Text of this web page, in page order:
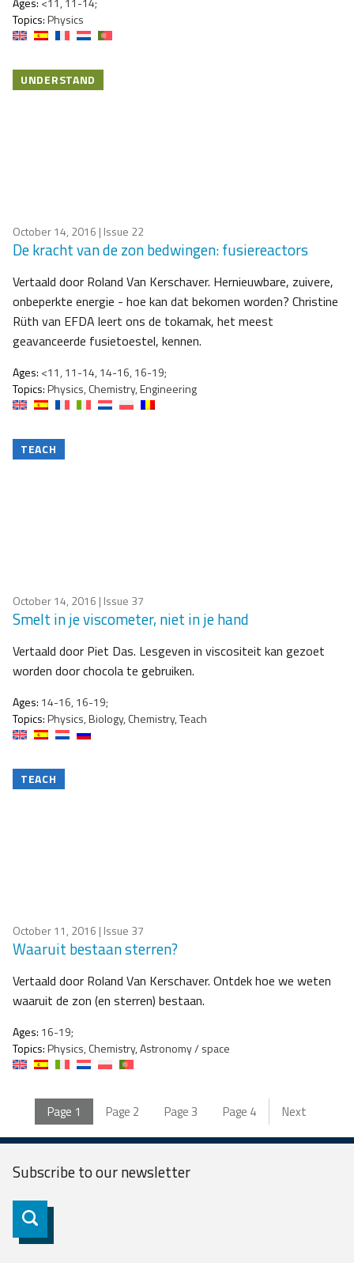
Topics:Physics
UNDERSTAND
October 14, 2016 | Issue 22
De kracht van de zon bedwingen: fusiereactors
Vertaald door Roland Van Kerschaver. Hernieuwbare, zuivere,
onbeperkte energie - hoe kan dat bekomen worden? Christine
Rüth van EFDA leert ons de tokamak, het meest
geavanceerde fusietoestel, kennen.
Ages: <11, 11-14, 14-16, 16-19;
Topics:Physics, Chemistry, Engineering
TEACH
October 14, 2016 | Issue 37
Smelt in je viscometer, niet in je hand
Vertaald door Piet Das. Lesgeven in viscositeit kan gezoet
worden door chocola te gebruiken.
Ages: 14-16, 16-19;
Topics:Physics, Biology, Chemistry, Teach
TEACH
October 11, 2016 | Issue 37
Waaruit bestaan sterren?
Vertaald door Roland Van Kerschaver. Ontdek hoe we weten
waaruit de zon (en sterren) bestaan.
Ages: 16-19;
Topics:Physics, Chemistry, Astronomy / space
Page 1 Page 2 Page3 Page 4 Next
Subscribe to ournewsletter
Subscribe